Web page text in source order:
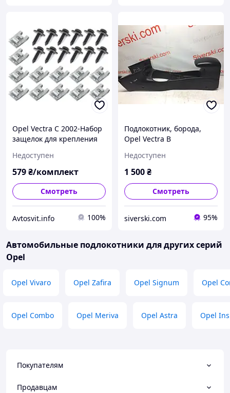
Opel Vectra C 2002-Набор
защелок для крепления
комплектект, арт. DA-
15339
Недоступен
579₴/комплект
Смотреть
Avtosvit.info 100%
Подлокотник, борода,
Opel Vectra B
Недоступен
1 500₴
Смотреть
siverski.com 95%
Автомобильные подлокотники для других серий
Opel
Opel Vivaro Opel Zafira Opel Signum Opel
Opel Combo Opel Meriva Opel Astra Opel
Покупателям
Продавцам